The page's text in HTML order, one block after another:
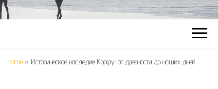
Home » Историческое наследие Корфу: от древности до наших дней